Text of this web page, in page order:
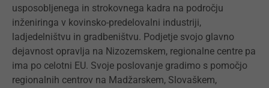
usposobljenega in strokovnega kadra na področju
inženiringa v kovinsko-predelovalni industriji,
ladjedelništvu in gradbeništvu. Podjetje svojo glavno
dejavnost opravlja na Nizozemskem, regionalne centre pa
ima po celotni EU. Svoje poslovanje gradimo s pomočjo
regionalnih centrov na Madžarskem, Slovaškem,